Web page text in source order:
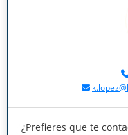
¿Prefieres que te